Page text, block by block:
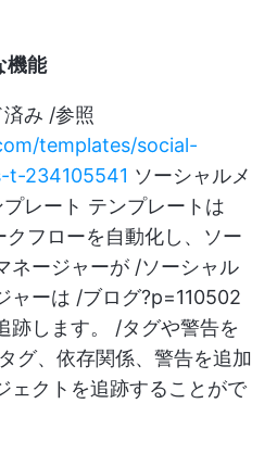
機能
み /参照
templates/social-
t-234105541 ソーシャルメ
レート テンプレートは
フローを自動化し、ソー
ネージャーが /ソーシャル
ャーは /ブログ?p=110502
跡します。 /タグや警告を
グ、依存関係、警告を追加
ェクトを追跡することがで